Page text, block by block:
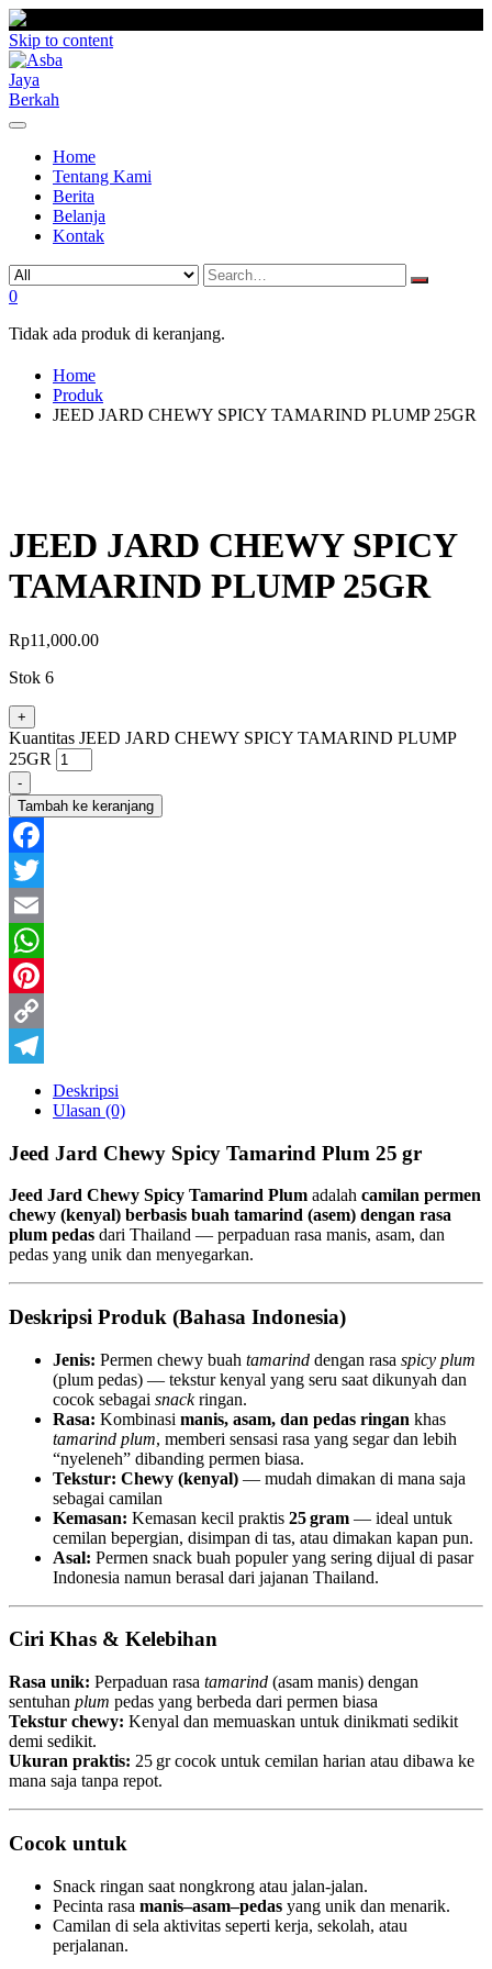
Skip to content
Home
Tentang Kami
Berita
Belanja
Kontak
0
Tidak ada produk di keranjang.
Home
Produk
JEED JARD CHEWY SPICY TAMARIND PLUMP 25GR
JEED JARD CHEWY SPICY
TAMARIND PLUMP 25GR
Rp11,000.00
Stok 6
+
Kuantitas JEED JARD CHEWY SPICY TAMARIND PLUMP
25GR
-
Tambah ke keranjang
Facebook
Twitter
Email
WhatsApp
Pinterest
Copy
Telegram
Deskripsi
Ulasan (0)
Jeed Jard Chewy Spicy Tamarind Plum 25 gr
Jeed Jard Chewy Spicy Tamarind Plum adalah camilan permen
chewy (kenyal) berbasis buah tamarind (asem) dengan rasa
plum pedas dari Thailand — perpaduan rasa manis, asam, dan
pedas yang unik dan menyegarkan.
Deskripsi Produk (Bahasa Indonesia)
Jenis: Permen chewy buah tamarind dengan rasa spicy plum
(plum pedas) — tekstur kenyal yang seru saat dikunyah dan
cocok sebagai snackringan.
Rasa: Kombinasi manis, asam, dan pedas ringan khas
tamarind plum, memberi sensasi rasa yang segar dan lebih
“nyeleneh” dibanding permen biasa.
Tekstur: Chewy (kenyal) — mudah dimakan di mana saja
sebagai camilan
Kemasan: Kemasan kecil praktis 25 gram — ideal untuk
cemilan bepergian, disimpan di tas, atau dimakan kapan pun.
Asal: Permen snack buah populer yang sering dijual di pasar
Indonesia namun berasal dari jajanan Thailand.
Ciri Khas & Kelebihan
Rasa unik: Perpaduan rasa tamarind (asam manis) dengan
sentuhan plum pedas yang berbeda dari permen biasa
Tekstur chewy: Kenyal dan memuaskan untuk dinikmati sedikit
demi sedikit.
Ukuran praktis: 25 gr cocok untuk cemilan harian atau dibawa ke
mana saja tanpa repot.
Cocok untuk
Snack ringan saat nongkrong atau jalan‑jalan.
Pecinta rasa manis–asam–pedas yang unik dan menarik.
Camilan di sela aktivitas seperti kerja, sekolah, atau
perjalanan.